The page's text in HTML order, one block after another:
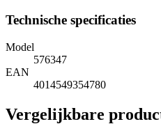
Technische specificaties
Model
576347
EAN
4014549354780
Vergelijkbare